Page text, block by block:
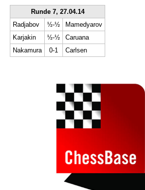
Runde 7, 27.04.14
Radjabov
½-½
Mamedyarov
Karjakin
½-½
Caruana
Nakamura
0-1 Carlsen